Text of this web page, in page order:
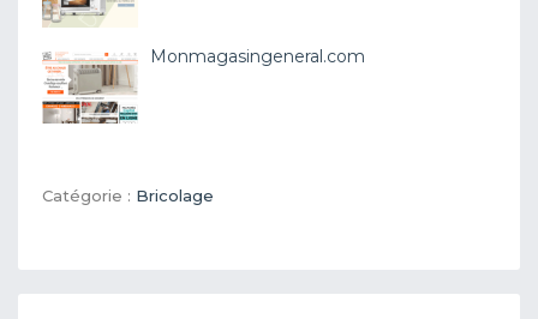
Monmagasingeneral.com
Catégorie : Bricolage